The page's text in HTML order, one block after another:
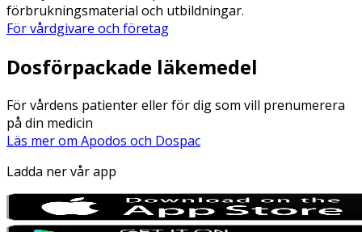
förbrukningsmaterial och utbildningar.
För vårdgivare och företag
Dosförpackade läkemedel
För vårdens patienter eller för dig som vill prenumerera
på din medicin
Läs mer om Apodos och Dospac
Ladda ner vår app